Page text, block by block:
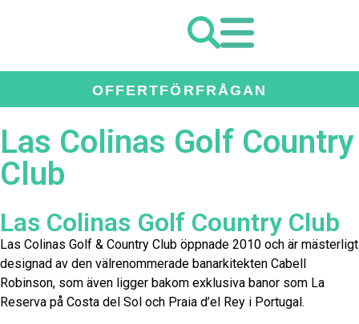
OFFERTFÖRFRÅGAN
Las Colinas Golf Country
Club
Las Colinas Golf Country Club
Las Colinas Golf & Country Club öppnade 2010 och är mästerligt
designad av den välrenommerade banarkitekten Cabell
Robinson, som även ligger bakom exklusiva banor som La
Reserva på Costa del Sol och Praia d’el Rey i Portugal.